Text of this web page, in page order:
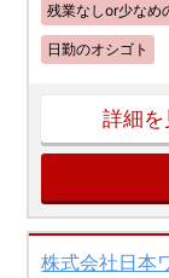
残業なしor少なめ
日勤のオシゴト
詳細を
株式会社日本